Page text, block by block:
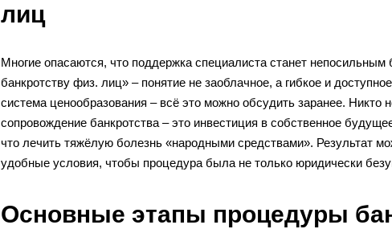
лиц
Многие опасаются, что поддержка специалиста станет
банкротству физ. лиц» – понятие не заоблачное, а гибкое и
система ценообразования – всё это можно обсудить заранее. Никто
сопровождение банкротства – это инвестиция в собственное
что лечить тяжёлую болезнь «народными средствами». Результат
удобные условия, чтобы процедура была не только юридически
Основные этапы процедуры